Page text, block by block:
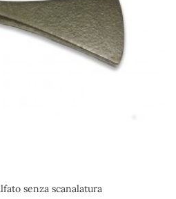
senza scanalatura